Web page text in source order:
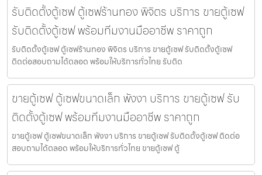
รับติดตั้งตู้เซฟ ตู้เซฟร้านทอง พิจิตร บริการ ขายตู้เซฟ
รับติดตั้งตู้เซฟ พร้อมทีมงานมืออาชีพ ราคาถูก
รับติดตั้งตู้เซฟ ตู้เซฟร้านทอง พิจิตร บริการ ขายตู้เซฟ รับติดตั้งตู้เซฟ
ติดต่อสอบถามได้ตลอด พร้อมให้บริการทั่วไทย รับติด
ขายตู้เซฟ ตู้เซฟขนาดเล็ก พังงา บริการ ขายตู้เซฟ รับ
ติดตั้งตู้เซฟ พร้อมทีมงานมืออาชีพ ราคาถูก
ขายตู้เซฟ ตู้เซฟขนาดเล็ก พังงา บริการ ขายตู้เซฟ รับติดตั้งตู้เซฟ ติดต่อ
สอบถามได้ตลอด พร้อมให้บริการทั่วไทย ขายตู้เซฟ ตู้